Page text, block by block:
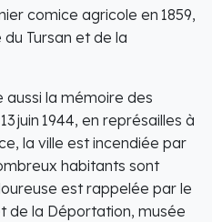
comice agricole en 1859,
Tursan et de la
aussi la mémoire des
juin 1944, en représailles à
la ville est incendiée par
habitants sont
est rappelée par le
de la Déportation, musée